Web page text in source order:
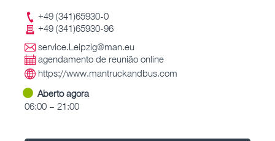
+49 (341)65930-0
+49 (341)65930-96
service.Leipzig@man.eu
agendamento de reunião online
https://www.mantruckandbus.com
Aberto agora
06:00 – 21:00